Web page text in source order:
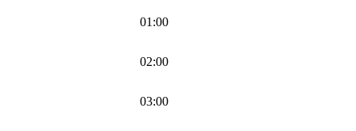
01:00
02:00
03:00